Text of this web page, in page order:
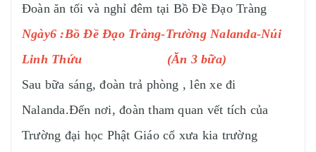
Đoàn ăn tối và nghỉ đêm tại Bồ Đề Đạo Tràng
Ngày6 :Bồ Đề Đạo Tràng-Trường Nalanda-Núi
Linh Thứu (Ăn 3 bữa)
Sau bữa sáng, đoàn trả phòng , lên xe đi
Nalanda.Đến nơi, đoàn tham quan vết tích của
Trường đại học Phật Giáo cổ xưa kia trường